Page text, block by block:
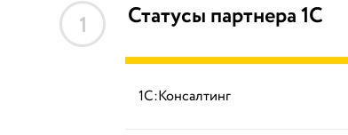
1 Статусы партнера 1С
1С:Консалтинг